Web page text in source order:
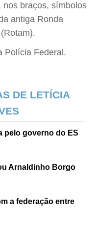
nos braços, símbolos
antiga Ronda
Polícia Federal.
DE LETÍCIA
pelo governo do ES
Arnaldinho Borgo
a federação entre